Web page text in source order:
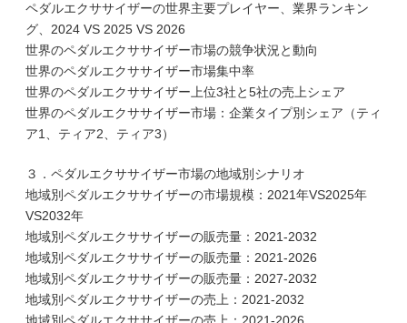
ペダルエクササイザーの世界主要プレイヤー、業界ランキン
グ、2024 VS 2025 VS 2026
世界のペダルエクササイザー市場の競争状況と動向
世界のペダルエクササイザー市場集中率
世界のペダルエクササイザー上位3社と5社の売上シェア
世界のペダルエクササイザー市場：企業タイプ別シェア（ティ
ア1、ティア2、ティア3）
３．ペダルエクササイザー市場の地域別シナリオ
地域別ペダルエクササイザーの市場規模：2021年VS2025年
VS2032年
地域別ペダルエクササイザーの販売量：2021-2032
地域別ペダルエクササイザーの販売量：2021-2026
地域別ペダルエクササイザーの販売量：2027-2032
地域別ペダルエクササイザーの売上：2021-2032